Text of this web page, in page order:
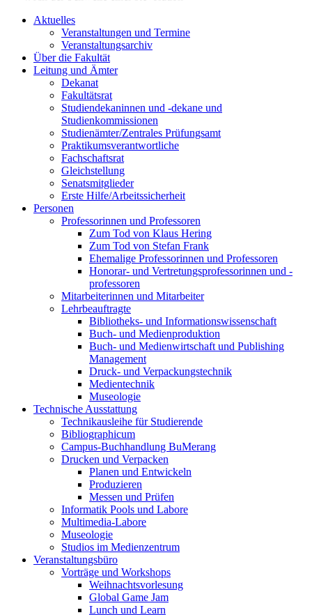
Aktuelles
Veranstaltungen und Termine
Veranstaltungsarchiv
Über die Fakultät
Leitung und Ämter
Dekanat
Fakultätsrat
Studiendekaninnen und -dekane und
Studienkommissionen
Studienämter/Zentrales Prüfungsamt
Praktikumsverantwortliche
Fachschaftsrat
Gleichstellung
Senatsmitglieder
Erste Hilfe/Arbeitssicherheit
Personen
Professorinnen und Professoren
Zum Tod von Klaus Hering
Zum Tod von Stefan Frank
Ehemalige Professorinnen und Professoren
Honorar- und Vertretungsprofessorinnen und -
professoren
Mitarbeiterinnen und Mitarbeiter
Lehrbeauftragte
Bibliotheks- und Informationswissenschaft
Buch- und Medienproduktion
Buch- und Medienwirtschaft und Publishing
Management
Druck- und Verpackungstechnik
Medientechnik
Museologie
Technische Ausstattung
Technikausleihe für Studierende
Bibliographicum
Campus-Buchhandlung BuMerang
Drucken und Verpacken
Planen und Entwickeln
Produzieren
Messen und Prüfen
Informatik Pools und Labore
Multimedia-Labore
Museologie
Studios im Medienzentrum
Veranstaltungsbüro
Vorträge und Workshops
Weihnachtsvorlesung
Global Game Jam
Lunch und Learn